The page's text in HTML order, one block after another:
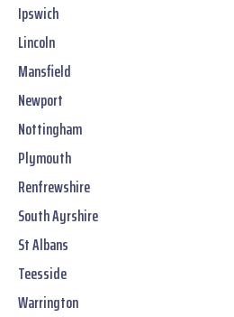
Ipswich
Lincoln
Mansfield
Newport
Nottingham
Plymouth
Renfrewshire
South Ayrshire
St Albans
Teesside
Warrington